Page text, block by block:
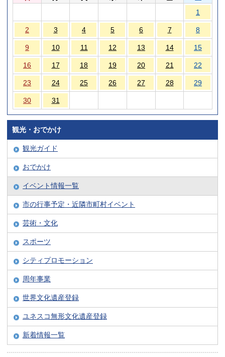
1
2 3 4 5 6 7 8
9 10 11 12 13 14 15
16 17 18 19 20 21 22
23 24 25 26 27 28 29
30 31
観光・おでかけ
観光ガイド
おでかけ
イベント情報一覧
市の行事予定・近隣市町村イベント
芸術・文化
スポーツ
シティプロモーション
周年事業
世界文化遺産登録
ユネスコ無形文化遺産登録
新着情報一覧